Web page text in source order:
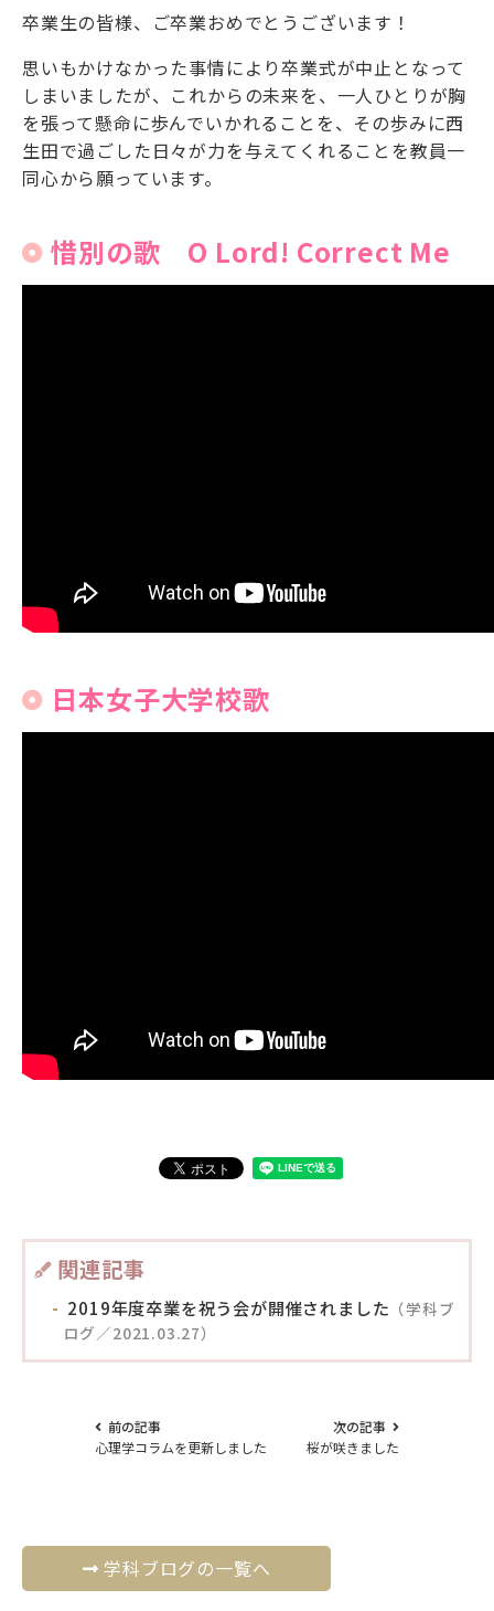
卒業生の皆様、ご卒業おめでとうございます！
思いもかけなかった事情により卒業式が中止となって
しまいましたが、これからの未来を、一人ひとりが胸
を張って懸命に歩んでいかれることを、その歩みに西
生田で過ごした日々が力を与えてくれることを教員一
同心から願っています。
惜別の歌 O Lord! Correct Me
日本女子大学校歌
関連記事
2019年度卒業を祝う会が開催されました （学科ブ
ログ／2021.03.27）
前の記事
心理学コラムを更新しました
次の記事
桜が咲きました
学科ブログの一覧へ